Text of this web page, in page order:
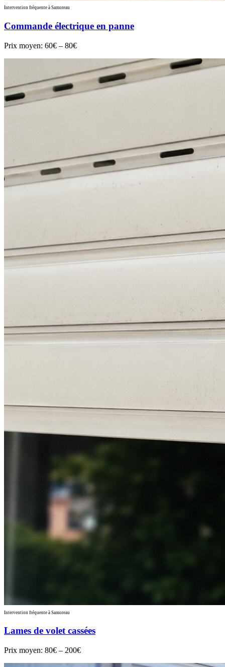
Intervention fréquente à Samoreau
Commande électrique en panne
Prix moyen: 60€ – 80€
Intervention fréquente à Samoreau
Lames de volet cassées
Prix moyen: 80€ – 200€